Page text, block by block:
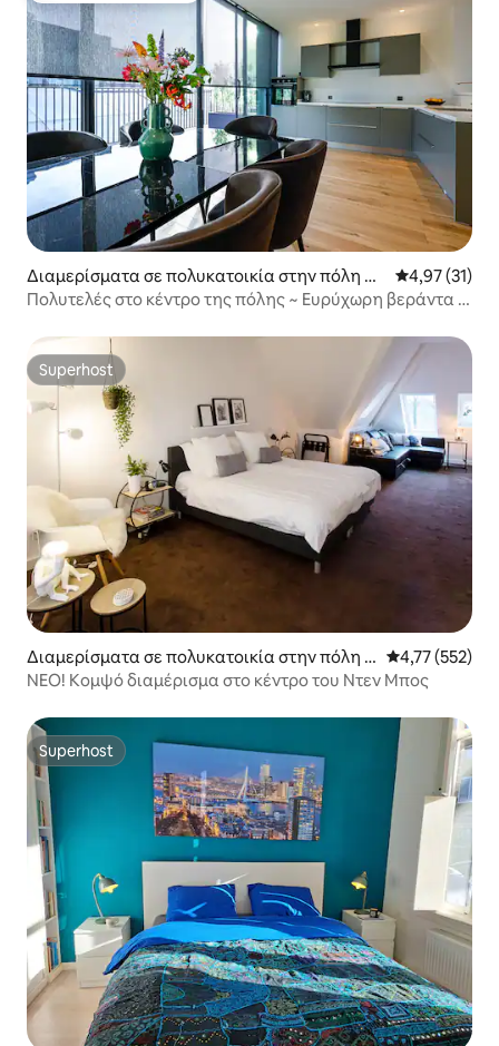
Διαμερίσματα σε πολυκατοικία στην πόλη Oi
sterwijk
Μέση
4,97 (31)
Πολυτελές στο κέντρο της πόλης ~ Ευρύχωρη βεράντα ~
Superhost
Superhost
Διαμερίσματα σε πολυκατοικία στην πόλη 's
-Hertogenbosch
Μέση
4,77 (552)
ΝΕΟ! Κομψό διαμέρισμα στο κέντρο του Ντεν Μπος
Superhost
Superhost